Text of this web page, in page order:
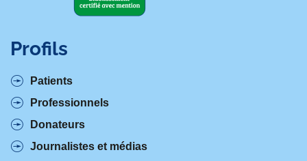
Profils
Patients
Professionnels
Donateurs
Journalistes et médias